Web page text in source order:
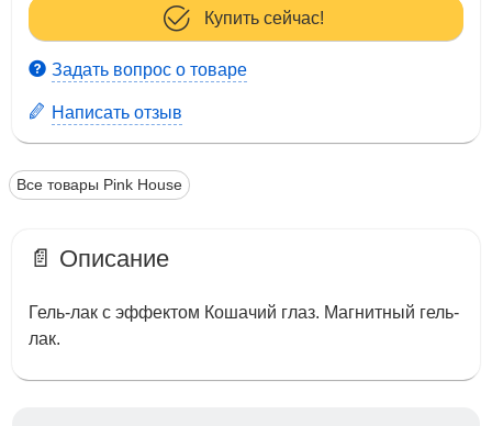
Купить сейчас!
Задать вопрос о товаре
Написать отзыв
Все товары Pink House
📄 Описание
Гель-лак с эффектом Кошачий глаз. Магнитный гель-
лак.